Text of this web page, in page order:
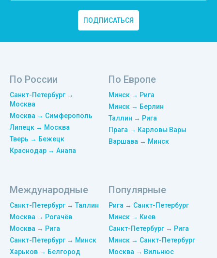
ПОДПИСАТЬСЯ
По России
Санкт-Петербург →
Москва
Москва → Симферополь
Липецк → Москва
Тверь → Бежецк
Краснодар → Анапа
По Европе
Минск → Рига
Минск → Берлин
Таллин → Рига
Прага → Карловы Вары
Варшава → Минск
Международные
Санкт-Петербург → Таллин
Москва → Рогачёв
Москва → Рига
Санкт-Петербург → Минск
Харьков → Белгород
Популярные
Рига → Санкт-Петербург
Минск → Киев
Санкт-Петербург → Рига
Минск → Санкт-Петербург
Москва → Вильнюс